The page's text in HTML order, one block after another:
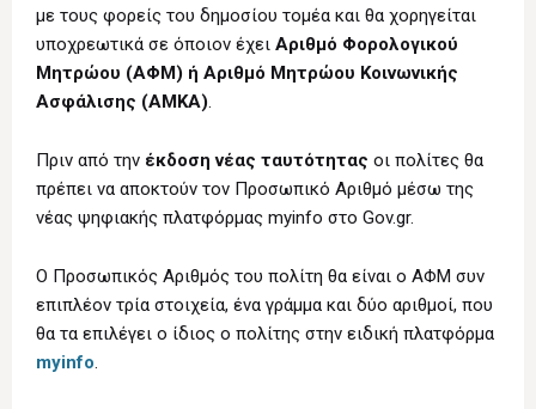
με τους φορείς του δημοσίου τομέα και θα χορηγείται
υποχρεωτικά σε όποιον έχει Αριθμό Φορολογικού
Μητρώου (ΑΦΜ) ή Αριθμό Μητρώου Κοινωνικής
Ασφάλισης (ΑΜΚΑ).
Πριν από την έκδοση νέας ταυτότητας οι πολίτες θα
πρέπει να αποκτούν τον Προσωπικό Αριθμό μέσω της
νέας ψηφιακής πλατφόρμας myinfo στο Gov.gr.
Ο Προσωπικός Αριθμός του πολίτη θα είναι ο ΑΦΜ συν
επιπλέον τρία στοιχεία, ένα γράμμα και δύο αριθμοί, που
θα τα επιλέγει ο ίδιος ο πολίτης στην ειδική πλατφόρμα
myinfo.